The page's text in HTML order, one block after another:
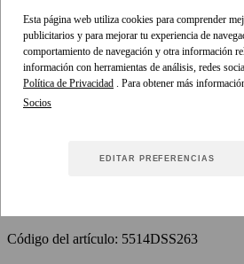
Esta página web utiliza cookies para comprender
publicitarios y para mejorar tu experiencia de
comportamiento de navegación y otra información
información con herramientas de análisis, redes
Política de Privacidad . Para obtener más
EDITAR PREFERENCIAS
Vestido largo entallado Mahon en paisley
Colección Playa 2026. Vestido largo de
redondo, cintura ajustada y cierre de
de la espalda, rematado con aberturas en
falda y fruncido voluminoso por toda la
Tejido de seda habotai
Cuerpo con espalda fruncida y
Aberturas en la parte delantera de
Código del artículo: 5514DSS263